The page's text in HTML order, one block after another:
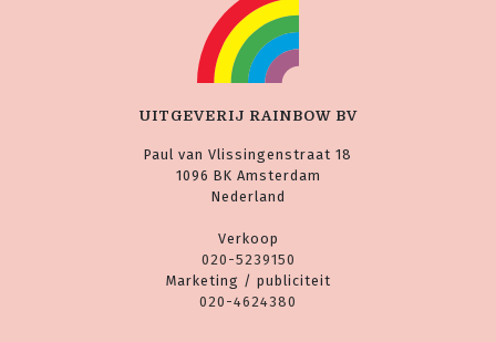
UITGEVERIJ RAINBOW BV
Paul van Vlissingenstraat 18
1096 BK Amsterdam
Nederland
Verkoop
020-5239150
Marketing / publiciteit
020-4624380